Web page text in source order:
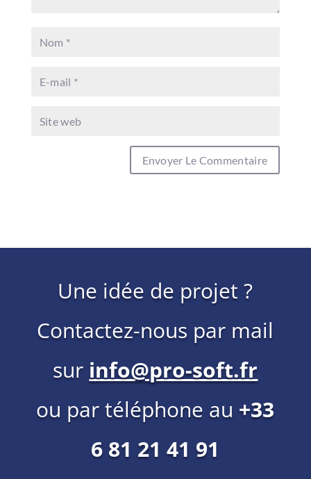
Une idée de projet ?
Contactez-nous par mail
sur info@pro-soft.fr
ou par téléphone au +33
6 81 21 41 91